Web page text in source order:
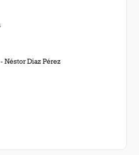
Néstor Diaz Pérez